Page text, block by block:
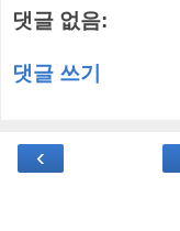
댓글 없음:
댓글 쓰기
‹